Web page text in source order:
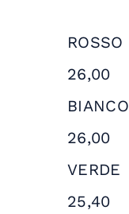
ROSSO
26,00
BIANCO
26,00
VERDE
25,40